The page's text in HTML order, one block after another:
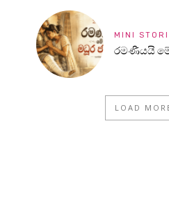
MINI
රමණීයයි
LOAD